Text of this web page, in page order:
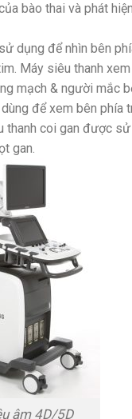
bào thai và phát
dụng để nhìn bên
Máy siêu thanh
mạch & người mắc
để xem bên phía
coi gan được
gan.
âm 4D/5D